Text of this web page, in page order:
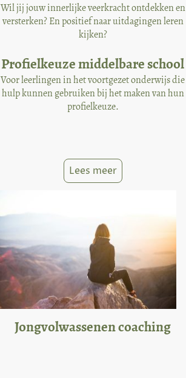
Wil jij jouw innerlijke veerkracht ontdekken en
versterken? En positief naar uitdagingen leren
kijken?
Profielkeuze middelbare school
Voor leerlingen in het voortgezet onderwijs die
hulp kunnen gebruiken bij het maken van hun
profielkeuze.
Lees meer
Jongvolwassenen coaching